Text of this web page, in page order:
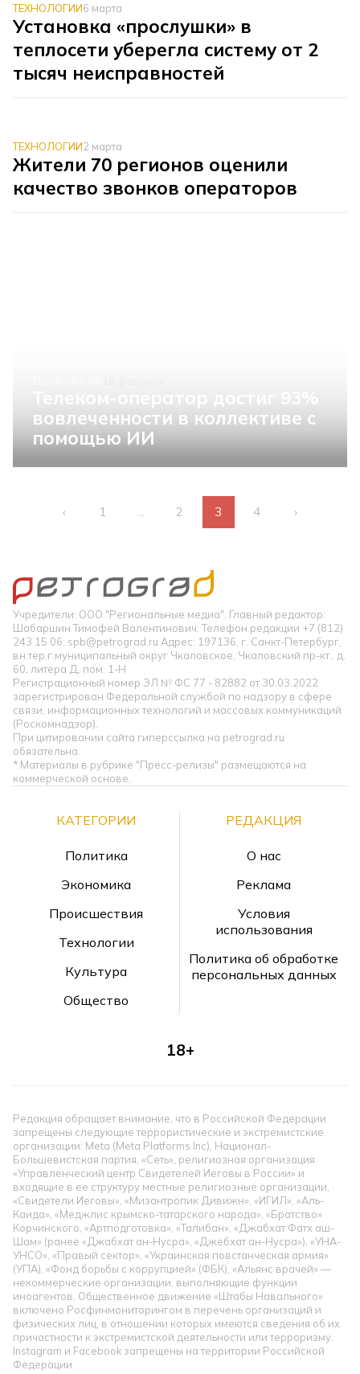
ТЕХНОЛОГИИ6 марта
Установка «прослушки» в
теплосети уберегла систему от 2
тысяч неисправностей
ТЕХНОЛОГИИ2 марта
Жители 70 регионов оценили
качество звонков операторов
вовлеченности в коллективе с
помощью ИИ
‹ 1 2 3 4 ›
Учредители: ООО "Региональные медиа". Главный редактор:
Шабаршин Тимофей Валентинович. Телефон редакции +7 (812)
243 15 06, spb@petrograd.ru Адрес: 197136, г. Санкт-Петербург,
вн.тер.г.муниципальный округ Чкаловское, Чкаловский пр-кт., д.
60, литера Д, пом. 1-Н
Регистрационный номер ЭЛ № ФС 77 - 82882 от 30.03.2022
зарегистрирован Федеральной службой по надзору в сфере
связи, информационных технологий и массовых коммуникаций
(Роскомнадзор).
При цитировании сайта гиперссылка на petrograd.ru
обязательна.
* Материалы в рубрике "Пресс-релизы" размещаются на
коммерческой основе.
КАТЕГОРИИ
Политика
Экономика
Происшествия
Технологии
Культура
Общество
РЕДАКЦИЯ
О нас
Реклама
Условия
использования
Политика об обработке
персональных данных
18+
Редакция обращает внимание, что в Российской Федерации
запрещены следующие террористические и экстремистские
организации: Meta (Meta Platforms Inc), Национал-
Большевистская партия, «Сеть», религиозная организация
«Управленческий центр Свидетелей Иеговы в России» и
входящие в ее структуру местные религиозные организации,
«Свидетели Иеговы», «Мизантропик Дивижн», «ИГИЛ», «Аль-
Каида», «Меджлис крымско-татарского народа», «Братство»
Корчинского, «Артподготовка», «Талибан», «Джабхат Фатх аш-
Шам» (ранее «Джабхат ан-Нусра», «Джебхат ан-Нусра»), «УНА-
УНСО», «Правый сектор», «Украинская повстанческая армия»
(УПА). «Фонд борьбы с коррупцией» (ФБК), «Альянс врачей» —
некоммерческие организации, выполняющие функции
иноагентов. Общественное движение «Штабы Навального»
включено Росфинмониторингом в перечень организаций и
физических лиц, в отношении которых имеются сведения об их
причастности к экстремистской деятельности или терроризму.
Instagram и Facebook запрещены на территории Российской
Федерации.